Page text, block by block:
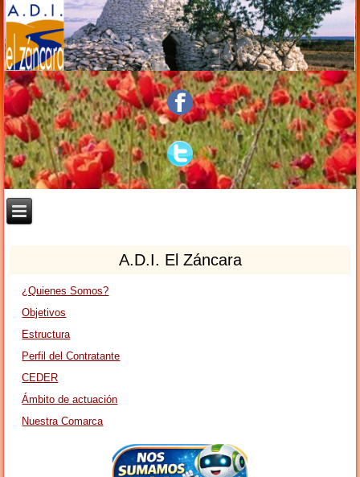
A.D.I. El Záncara
¿Quienes Somos?
Objetivos
Estructura
Perfil del Contratante
CEDER
Ámbito de actuación
Nuestra Comarca